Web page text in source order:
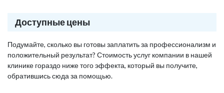
Доступные цены
Подумайте, сколько вы готовы заплатить за профессионализм и
положительный результат? Стоимость услуг компании в нашей
клинике гораздо ниже того эффекта, который вы получите,
обратившись сюда за помощью.